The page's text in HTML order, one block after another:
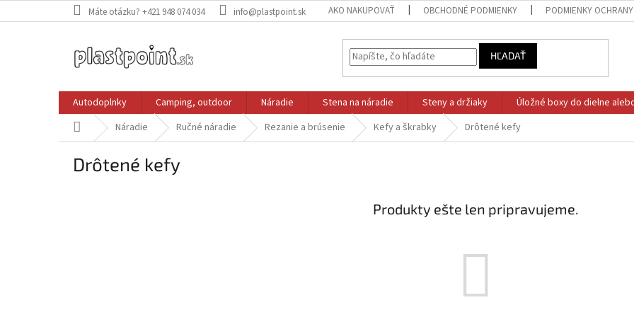
na
Máte otázku? +421 948 074 034 info@plastpoint.sk AKO NAKUPOVAŤ OBCHODNÉ PODMIENKY PODMIENKY OCHRANY
HĽADAŤ
Autodoplnky Camping, outdoor Náradie Stena na náradie Steny a držiaky Úložné boxy do dielne
DomovNáradie Ručné náradie Rezanie a brúsenie Kefy a škrabky Drôtené kefy
Drôtené kefy
Produkty ešte len pripravujeme.